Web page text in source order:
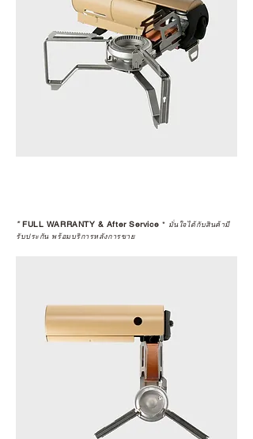
*FULL WARRANTY & After Service * มั่นใจได้กับสินค้ามี
รับประกัน พร้อมบริการหลังการขาย